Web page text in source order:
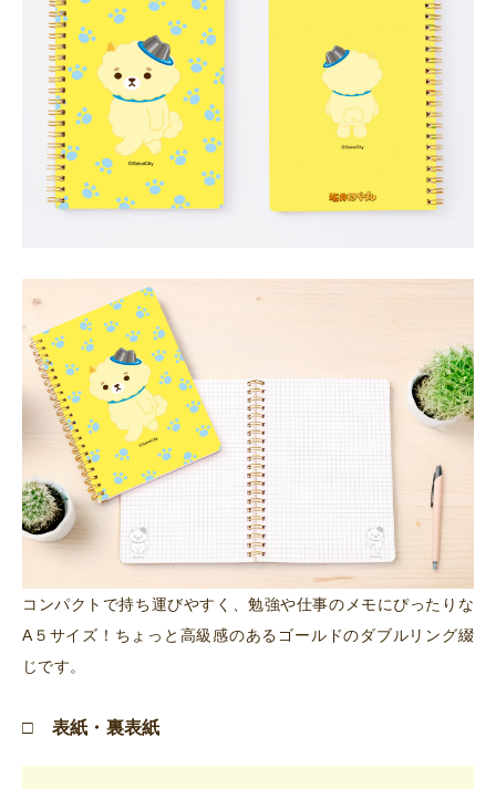
コンパクトで持ち運びやすく、勉強や仕事のメモにぴったりな
A５サイズ！ちょっと高級感のあるゴールドのダブルリング綴
じです。
□ 表紙・裏表紙